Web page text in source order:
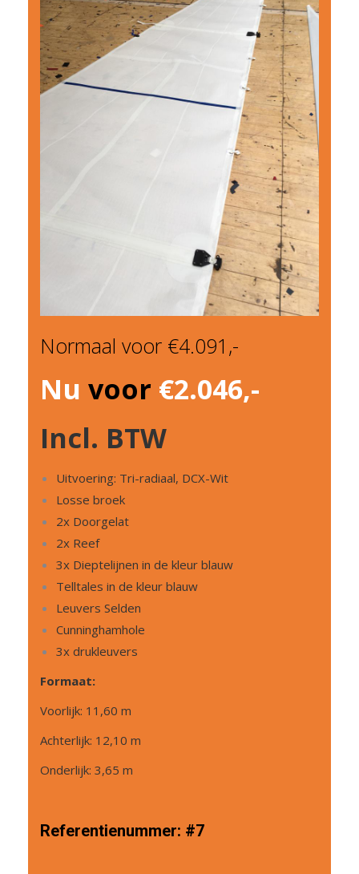
Normaal voor €4.091,-
Nu voor €2.046,-
Incl. BTW
Uitvoering: Tri-radiaal, DCX-Wit
Losse broek
2x Doorgelat
2x Reef
3x Dieptelijnen in de kleur blauw
Telltales in de kleur blauw
Leuvers Selden
Cunninghamhole
3x drukleuvers
Formaat:
Voorlijk: 11,60 m
Achterlijk: 12,10 m
Onderlijk: 3,65 m
Referentienummer: #7